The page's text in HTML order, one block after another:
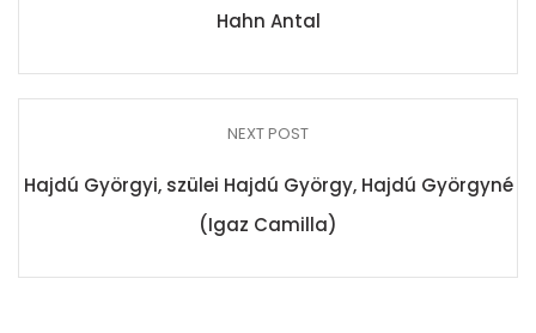
Hahn Antal
NEXT POST
Hajdú Györgyi, szülei Hajdú György, Hajdú Györgyné
(Igaz Camilla)